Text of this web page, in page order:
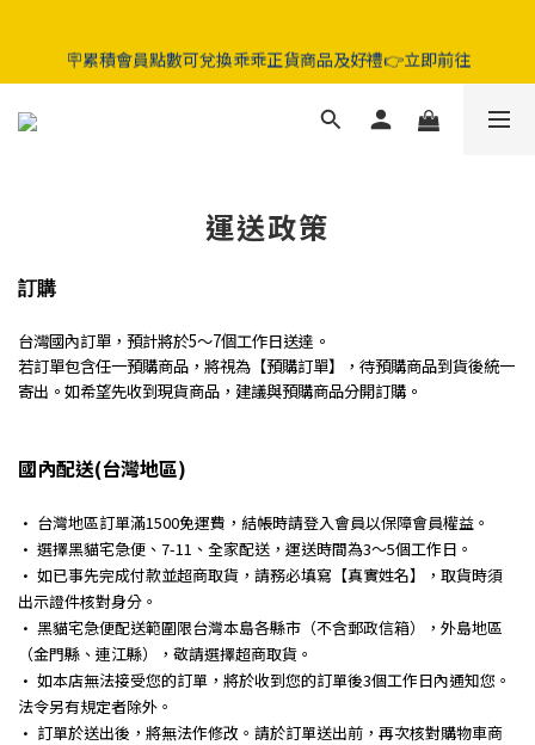
GABA益生菌
🪧累積會員點數可兌換乖乖正貨商品及好禮👉立即前往
5折起‼️晶亮葉黃素 / 好眠膠囊 / 純淨益生菌 / 舒敏益生菌 / 蔓越莓
運送政策
訂購
台灣國內訂單，預計將於5～7個工作日送達。
若訂單包含任一預購商品，將視為【預購訂單】，待預購商品到貨後統一
寄出。如希望先收到現貨商品，建議與預購商品分開訂購。
國內配送(台灣地區)
• 台灣地區訂單滿1500免運費，結帳時請登入會員以保障會員權益。
• 選擇黑貓宅急便、7-11、全家配送，運送時間為3～5個工作日。
• 如已事先完成付款並超商取貨，請務必填寫【真實姓名】，取貨時須
出示證件核對身分。
• 黑貓宅急便配送範圍限台灣本島各縣市（不含郵政信箱），外島地區
（金門縣、連江縣），敬請選擇超商取貨。
• 如本店無法接受您的訂單，將於收到您的訂單後3個工作日內通知您。
法令另有規定者除外。
• 訂單於送出後，將無法作修改。請於訂單送出前，再次核對購物車商